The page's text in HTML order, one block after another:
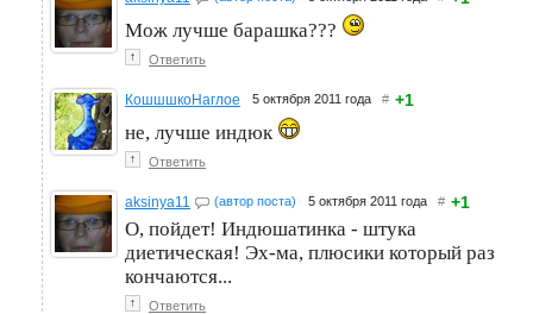
Мож лучше барашка???
↑ Ответить
КошшшкоНаглое 5 октября 2011 года # +1
не, лучше индюк
↑ Ответить
aksinya11 (автор поста) 5 октября 2011 года # +1
О, пойдет! Индюшатинка - штука
диетическая! Эх-ма, плюсики который раз
кончаются...
↑ Ответить